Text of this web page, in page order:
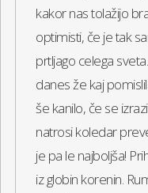
kakor nas tolažijo
optimisti, če je tak
prtljago celega
danes že kaj
še kanilo, če se
natrosi koledar
je pa le najboljša!
iz globin korenin.